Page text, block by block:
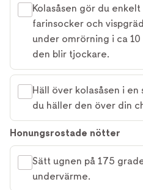
Kolasåsen gör du
farinsocker och
under omrörning i ca
den blir tjockare.
Häll över kolasåsen i en
du häller den över din
Honungsrostade nötter
Sätt ugnen på 175
undervärme.